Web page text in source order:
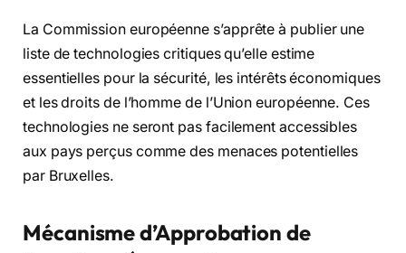
La Commission européenne s’apprête à publier une
liste de technologies critiques qu’elle estime
essentielles pour la sécurité, les intérêts économiques
et les droits de l’homme de l’Union européenne. Ces
technologies ne seront pas facilement accessibles
aux pays perçus comme des menaces potentielles
par Bruxelles.
Mécanisme d’Approbation de